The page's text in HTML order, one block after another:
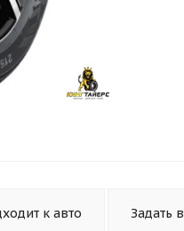
к авто Задать